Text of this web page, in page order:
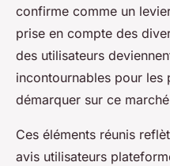
confirme comme un
prise en compte des
des utilisateurs
incontournables pour les
démarquer sur ce
Ces éléments réunis
avis utilisateurs